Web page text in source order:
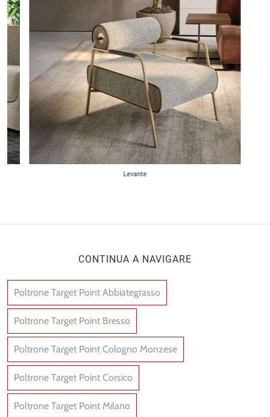
Levante
CONTINUA A NAVIGARE
Poltrone Target Point Abbiategrasso
Poltrone Target Point Bresso
Poltrone Target Point Cologno Monzese
Poltrone Target Point Corsico
Poltrone Target Point Milano